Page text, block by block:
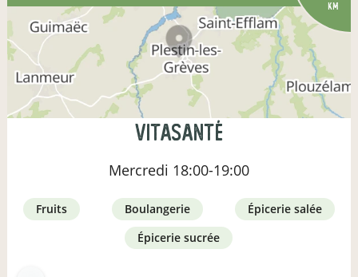
km
Vitasanté
Mercredi 18:00-19:00
fruits boulangerie
épicerie salée
épicerie sucrée